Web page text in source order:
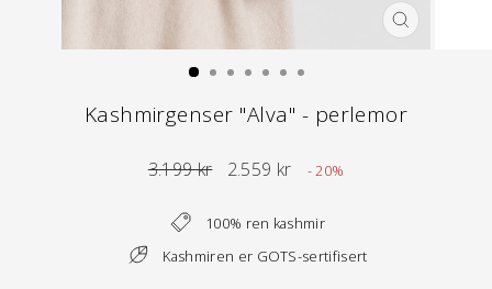
LUKK
Kashmirgenser "Alva" - perlemor
Normal
3.199 kr
Tilbuds
2.559 kr - 20%
100% ren kashmir
Kashmiren er GOTS-sertifisert